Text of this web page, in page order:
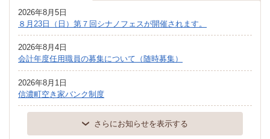
2026年8月5日
８月23日（日）第７回シナノフェスが開催されます。
2026年8月4日
会計年度任用職員の募集について（随時募集）
2026年8月1日
信濃町空き家バンク制度
さらにお知らせを表示する